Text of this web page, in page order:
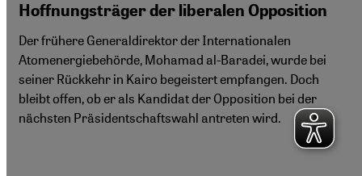
Hoffnungsträger der liberalen Opposition
Der frühere Generaldirektor der Internationalen
Atomenergiebehörde, Mohamad al-Baradei, wurde bei
seiner Rückkehr in Kairo begeistert empfangen. Doch
bleibt offen, ob er als Kandidat der Opposition bei der
nächsten Präsidentschaftswahl antreten wird.